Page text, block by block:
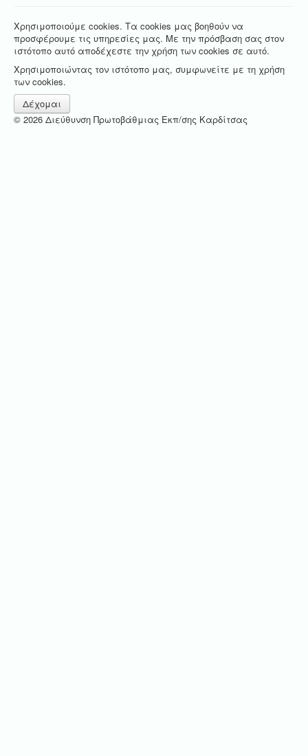
Χρησιμοποιούμε cookies. Τα cookies μας βοηθούν να
προσφέρουμε τις υπηρεσίες μας. Με την πρόσβαση σας στον
ιστότοπο αυτό αποδέχεστε την χρήση των cookies σε αυτό.
Χρησιμοποιώντας τον ιστότοπο μας, συμφωνείτε με τη χρήση
των cookies.
Δέχομαι
© 2026 Διεύθυνση Πρωτοβάθμιας Εκπ/σης Καρδίτσας